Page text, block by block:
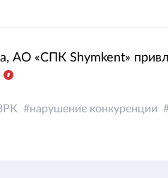
АО «СПК Shymkent»
нарушение конкуренции